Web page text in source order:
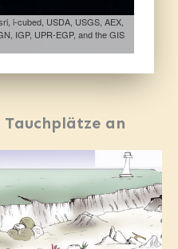
i-cubed, USDA, USGS, AEX,
IGP, UPR-EGP, and the GIS
Tauchplätze an